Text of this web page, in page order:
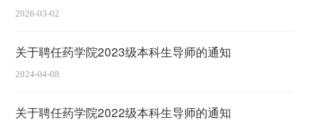
2026-03-02
关于聘任药学院2023级本科生导师的通知
2024-04-08
关于聘任药学院2022级本科生导师的通知